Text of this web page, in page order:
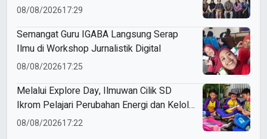
08/08/202617:29
Semangat Guru IGABA Langsung Serap
Ilmu di Workshop Jurnalistik Digital
08/08/202617:25
Melalui Explore Day, Ilmuwan Cilik SD
Ikrom Pelajari Perubahan Energi dan Kelola
Sampah demi Bumi
08/08/202617:22